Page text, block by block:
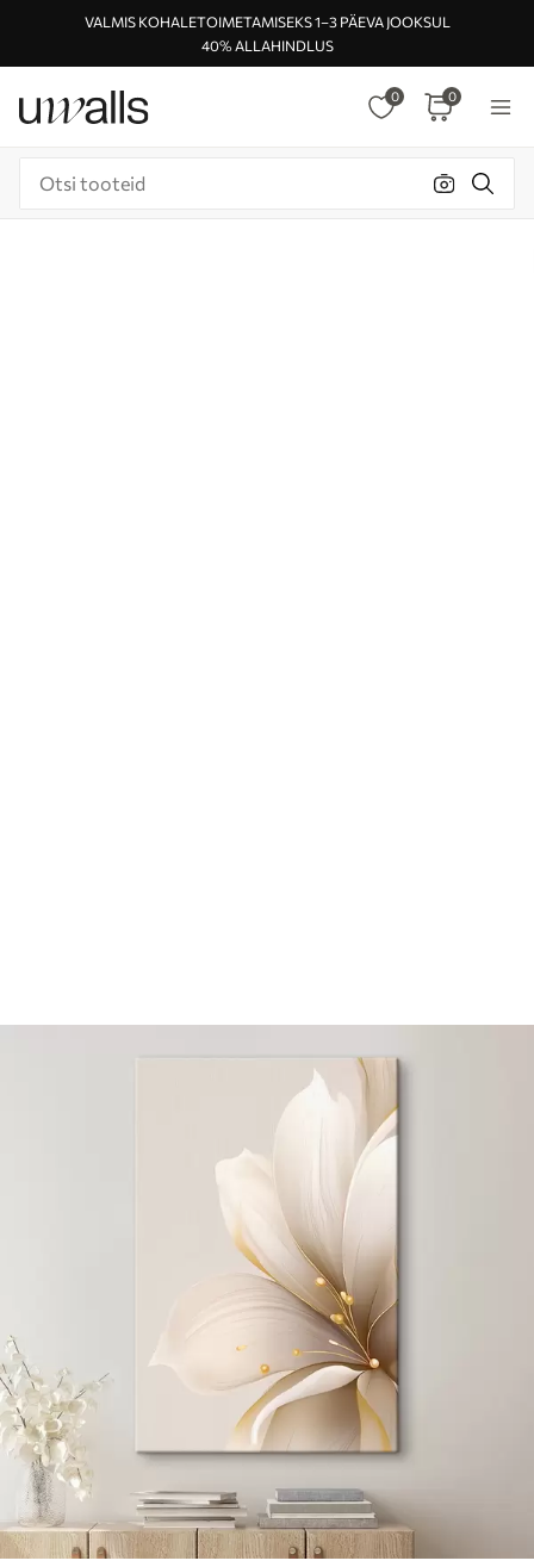
VALMIS KOHALETOIMETAMISEKS 1–3 PÄEVA JOOKSUL
40% ALLAHINDLUS
0 0